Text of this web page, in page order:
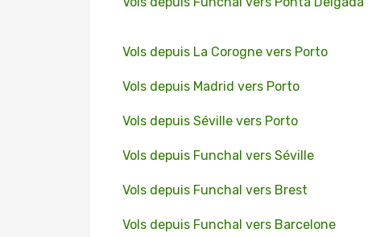
Vols depuis La Corogne vers Porto
Vols depuis Madrid vers Porto
Vols depuis Séville vers Porto
Vols depuis Funchal vers Séville
Vols depuis Funchal vers Brest
Vols depuis Funchal vers Barcelone